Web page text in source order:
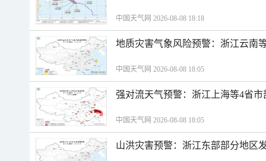
中国天气网 2026-08-08 18:18
地质灾害气象风险预警：浙江云南
中国天气网 2026-08-08 18:05
强对流天气预警：浙江上海等4省
中国天气网 2026-08-08 18:05
山洪灾害预警：浙江东部部分地区